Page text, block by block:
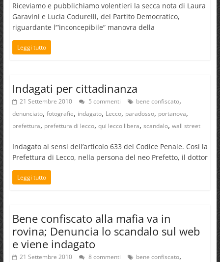
Riceviamo e pubblichiamo volentieri la secca nota di Laura
Garavini e Lucia Codurelli, del Partito Democratico,
riguardante l’”inconcepibile” manovra della
Leggi tutto
Indagati per cittadinanza
21 Settembre 2010 5 commenti bene confiscato,
denunciato, fotografie, indagato, Lecco, paradosso, portanova,
prefettura, prefettura di lecco, qui lecco libera, scandalo, wall street
Indagato ai sensi dell’articolo 633 del Codice Penale. Così la
Prefettura di Lecco, nella persona del neo Prefetto, il dottor
Leggi tutto
Bene confiscato alla mafia va in
rovina; Denuncia lo scandalo sul web
e viene indagato
21 Settembre 2010 8 commenti bene confiscato,